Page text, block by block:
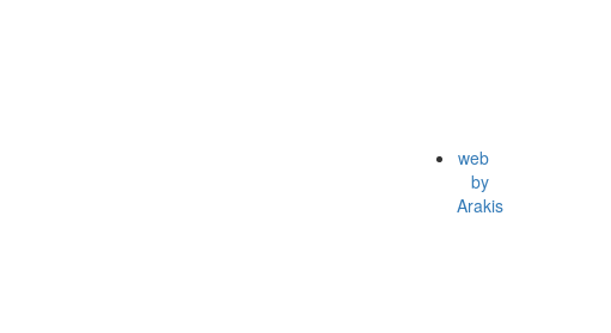
web
by
Arakis